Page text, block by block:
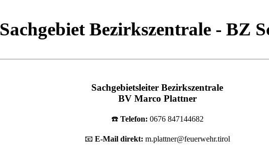
Sachgebiet Bezirkszentrale - BZ
Sachgebietsleiter Bezirkszentrale
BV Marco Plattner
☎️ Telefon: 0676 847144682
📧 E-Mail direkt: m.plattner@feuerwehr.tirol